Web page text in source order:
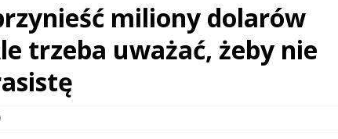
miliony dolarów
trzeba uważać, żeby nie